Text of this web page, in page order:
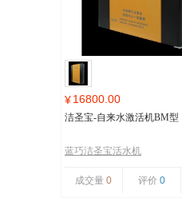
¥16800.00
洁圣宝-自来水激活机BM型
蓝巧洁圣宝活水机
成交量 0 评价 0